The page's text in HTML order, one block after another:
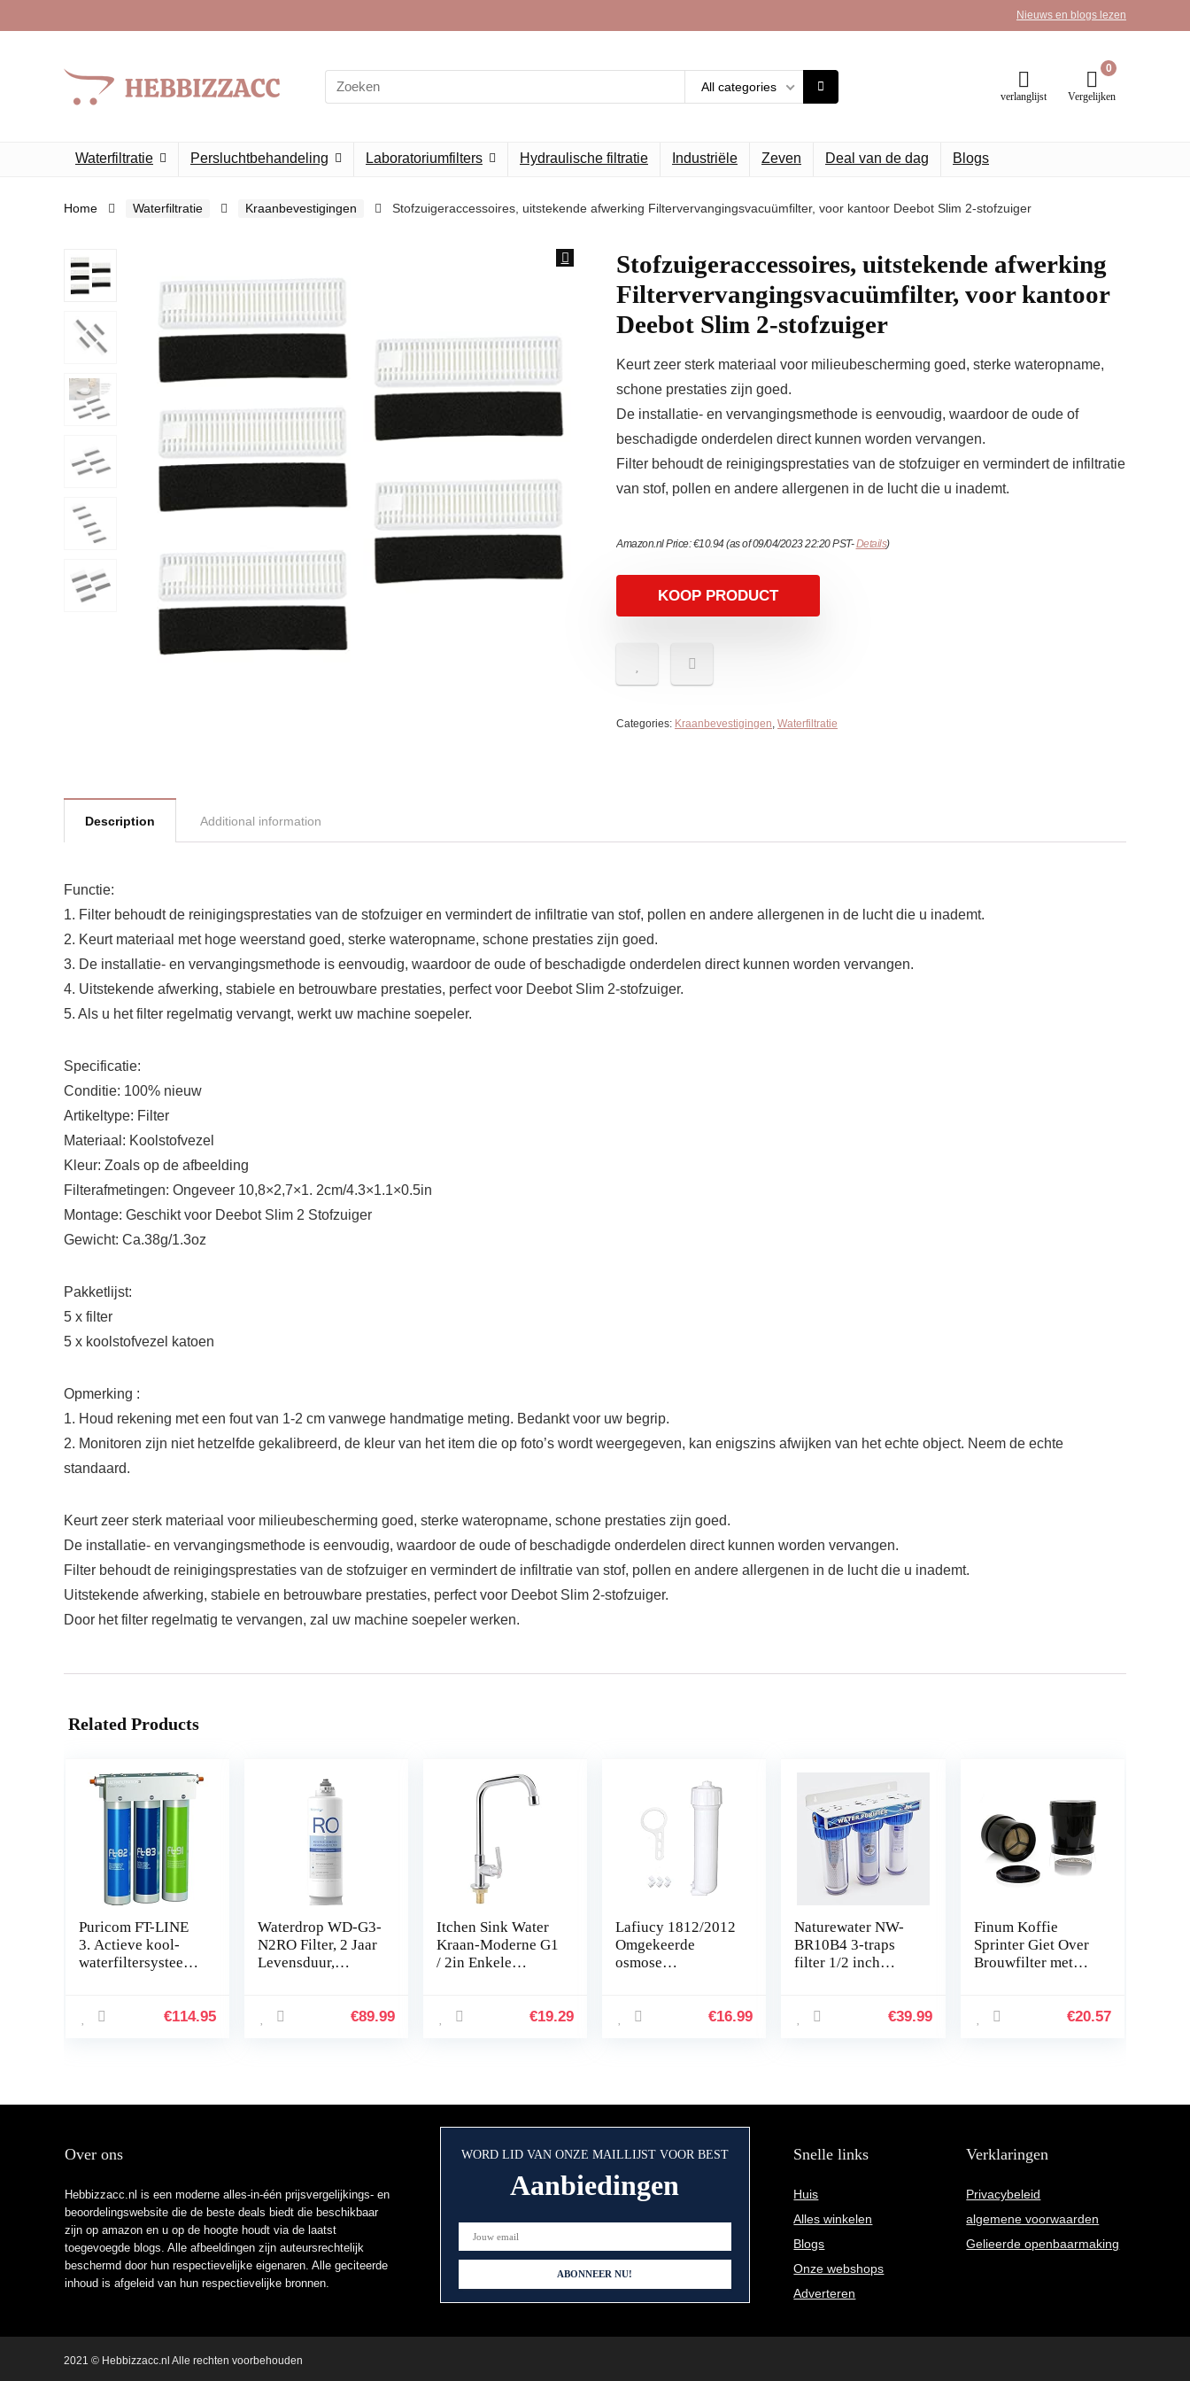
Nieuws en blogs lezen
Search
for:
All categories
verlanglijst
0
Vergelijken
Waterfiltratie Persluchtbehandeling Laboratoriumfilters Hydraulische filtratie Industriële Zeven Deal van de dag Blogs
Home Waterfiltratie Kraanbevestigingen Stofzuigeraccessoires, uitstekende afwerking Filtervervangingsvacuümfilter, voor kantoor Deebot Slim 2-stofzuiger
Stofzuigeraccessoires, uitstekende afwerking
Filtervervangingsvacuümfilter, voor kantoor
Deebot Slim 2-stofzuiger
Keurt zeer sterk materiaal voor milieubescherming goed, sterke wateropname,
schone prestaties zijn goed.
De installatie- en vervangingsmethode is eenvoudig, waardoor de oude of
beschadigde onderdelen direct kunnen worden vervangen.
Filter behoudt de reinigingsprestaties van de stofzuiger en vermindert de infiltratie
van stof, pollen en andere allergenen in de lucht die u inademt.
Amazon.nl Price:€10.94(as of 09/04/2023 22:20 PST-Details)
KOOP PRODUCT
Categories: Kraanbevestigingen, Waterfiltratie
Description Additional information
Functie:
1. Filter behoudt de reinigingsprestaties van de stofzuiger en vermindert de infiltratie van stof, pollen en andere allergenen in de lucht die u inademt.
2. Keurt materiaal met hoge weerstand goed, sterke wateropname, schone prestaties zijn goed.
3. De installatie- en vervangingsmethode is eenvoudig, waardoor de oude of beschadigde onderdelen direct kunnen worden vervangen.
4. Uitstekende afwerking, stabiele en betrouwbare prestaties, perfect voor Deebot Slim 2-stofzuiger.
5. Als u het filter regelmatig vervangt, werkt uw machine soepeler.
Specificatie:
Conditie: 100% nieuw
Artikeltype: Filter
Materiaal: Koolstofvezel
Kleur: Zoals op de afbeelding
Filterafmetingen: Ongeveer 10,8×2,7×1. 2cm/4.3×1.1×0.5in
Montage: Geschikt voor Deebot Slim 2 Stofzuiger
Gewicht: Ca.38g/1.3oz
Pakketlijst:
5 x filter
5 x koolstofvezel katoen
Opmerking :
1. Houd rekening met een fout van 1-2 cm vanwege handmatige meting. Bedankt voor uw begrip.
2. Monitoren zijn niet hetzelfde gekalibreerd, de kleur van het item die op foto’s wordt weergegeven, kan enigszins afwijken van het echte object. Neem de echte
standaard.
Keurt zeer sterk materiaal voor milieubescherming goed, sterke wateropname, schone prestaties zijn goed.
De installatie- en vervangingsmethode is eenvoudig, waardoor de oude of beschadigde onderdelen direct kunnen worden vervangen.
Filter behoudt de reinigingsprestaties van de stofzuiger en vermindert de infiltratie van stof, pollen en andere allergenen in de lucht die u inademt.
Uitstekende afwerking, stabiele en betrouwbare prestaties, perfect voor Deebot Slim 2-stofzuiger.
Door het filter regelmatig te vervangen, zal uw machine soepeler werken.
Related Products
Puricom FT-LINE
3. Actieve kool-
waterfiltersysteem
aansluiting
€114.95
Waterdrop WD-G3-
N2RO Filter, 2 Jaar
Levensduur,
Omgekeerde
€89.99
Itchen Sink Water
Kraan-Moderne G1
/ 2in Enkele
Kraan Enkele
€19.29
Lafiucy 1812/2012
Omgekeerde
osmose
Connect Fittings,
€16.99
Naturewater NW-
BR10B4 3-traps
filter 1/2 inch
actief koolstofblok,
€39.99
Finum Koffie
Sprinter Giet Over
Brouwfilter met
Mesh, Voor Een
€20.57
Over ons
Hebbizzacc.nl is een moderne alles-in-één prijsvergelijkings- en
beoordelingswebsite die de beste deals biedt die beschikbaar
zijn op amazon en u op de hoogte houdt via de laatst
toegevoegde blogs. Alle afbeeldingen zijn auteursrechtelijk
beschermd door hun respectievelijke eigenaren. Alle geciteerde
inhoud is afgeleid van hun respectievelijke bronnen.
WORD LID VAN ONZE MAILLIJST VOOR BEST
Aanbiedingen
Snelle links
Huis
Alles winkelen
Blogs
Onze webshops
Adverteren
Verklaringen
Privacybeleid
algemene voorwaarden
Gelieerde openbaarmaking
2021 © Hebbizzacc.nl Alle rechten voorbehouden